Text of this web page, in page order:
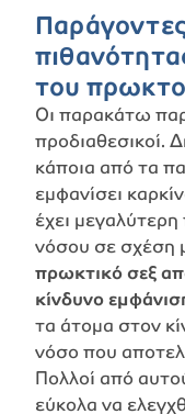
του
Οι παρακάτω
προδιαθεσικοί.
κάποια από τα
εμφανίσει
έχει
νόσου σε σχέση
πρωκτικό σεξ
κίνδυνο
τα άτομα στον
νόσο που
Πολλοί από
εύκολα να